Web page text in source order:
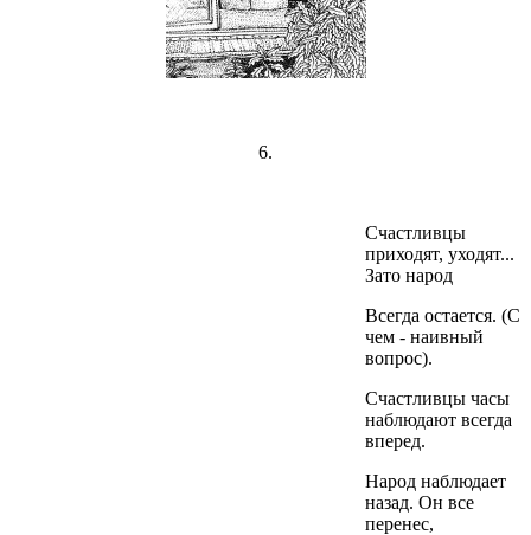
6.
Счастливцы
приходят, уходят...
Зато народ
Всегда остается. (С
чем - наивный
вопрос).
Счастливцы часы
наблюдают всегда
вперед.
Народ наблюдает
назад. Он все
перенес,